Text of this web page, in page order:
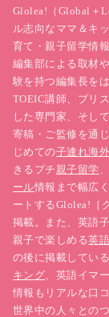
子どもたちで
中には、夏休
祖父の家に来
はスウェーデ
雰囲気でした。
初日は、それ
タート。
初めての顔合
ていましたが
ーツなどが始
でいきました。
Glolea!（Global＋
ル志向なママ＆キ
育て・親子留学情
編集部による取材
験を持つ編集長を
TOEIC講師、プリ
した専門家、そし
寄稿・ご監修を通
じめての子連れ海
きるプチ親子留学
ール情報まで幅広く
ートするGlolea!［
掲載。また、英語
親子で楽しめる英
の後に掲載してい
キング、英語イマ
情報もリアルな口
世界中の人々との